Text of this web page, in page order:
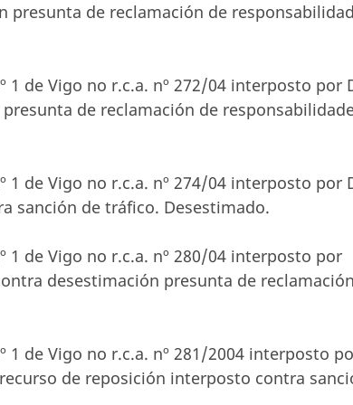
presunta de reclamación de
de Vigo no r.c.a. nº 272/04 interposto por
presunta de reclamación de
de Vigo no r.c.a. nº 274/04 interposto por
sanción de tráfico. Desestimado.
1 de Vigo no r.c.a. nº 280/04 interposto por
contra desestimación presunta de
1 de Vigo no r.c.a. nº 281/2004 interposto
de reposición interposto contra